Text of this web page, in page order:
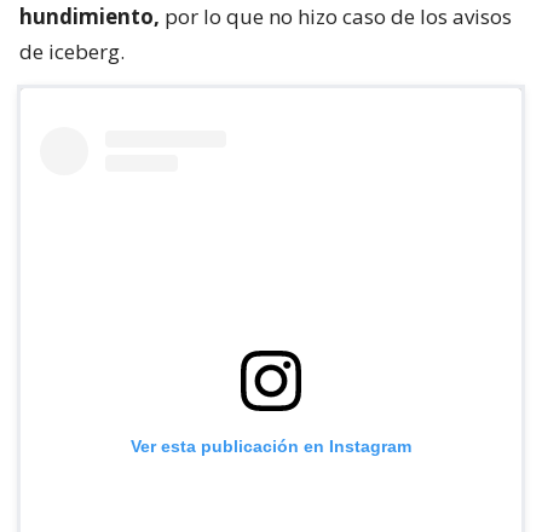
hundimiento, por lo que no hizo caso de los avisos
de iceberg.
Ver esta publicación en Instagram